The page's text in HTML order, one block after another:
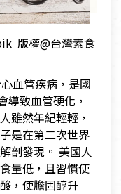
版權@台灣素食
血管疾病，是國
致血管硬化，
雖然年紀輕輕，
是在第二次世界
剖發現。 美國人
量低，且習慣使
，使膽固醇升